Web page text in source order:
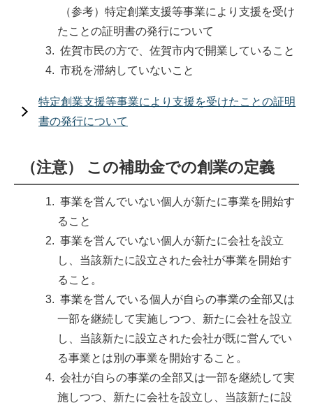
（参考）特定創業支援等事業により支援を受け
たことの証明書の発行について
佐賀市民の方で、佐賀市内で開業していること
市税を滞納していないこと
特定創業支援等事業により支援を受けたことの証明
書の発行について
（注意） この補助金での創業の定義
事業を営んでいない個人が新たに事業を開始す
ること
事業を営んでいない個人が新たに会社を設立
し、当該新たに設立された会社が事業を開始す
ること。
事業を営んでいる個人が自らの事業の全部又は
一部を継続して実施しつつ、新たに会社を設立
し、当該新たに設立された会社が既に営んでい
る事業とは別の事業を開始すること。
会社が自らの事業の全部又は一部を継続して実
施しつつ、新たに会社を設立し、当該新たに設